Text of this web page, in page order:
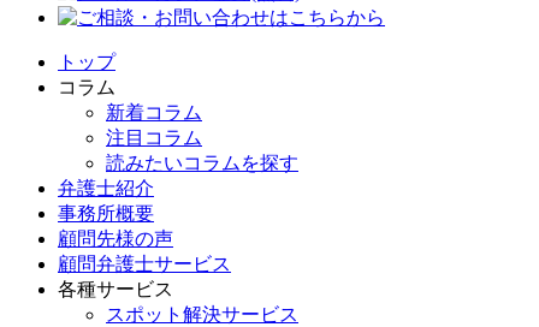
トップ
コラム
新着コラム
注目コラム
読みたいコラムを探す
弁護士紹介
事務所概要
顧問先様の声
顧問弁護士サービス
各種サービス
スポット解決サービス